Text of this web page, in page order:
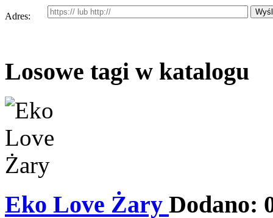
Adres:
Losowe tagi w katalogu
Eko Love Żary Dodano: